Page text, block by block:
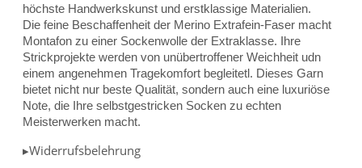
höchste Handwerkskunst und erstklassige Materialien.
Die feine Beschaffenheit der Merino Extrafein-Faser macht
Montafon zu einer Sockenwolle der Extraklasse. Ihre
Strickprojekte werden von unübertroffener Weichheit udn
einem angenehmen Tragekomfort begleitetl. Dieses Garn
bietet nicht nur beste Qualität, sondern auch eine luxuriöse
Note, die Ihre selbstgestricken Socken zu echten
Meisterwerken macht.
▸Widerrufsbelehrung